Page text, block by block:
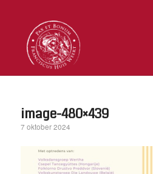
image-480×439
7 oktober 2024